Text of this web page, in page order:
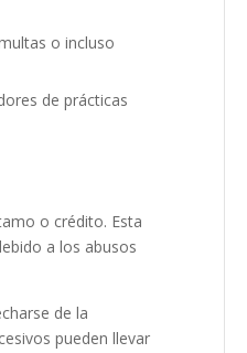
o incluso
de prácticas
o crédito. Esta
a los abusos
de la
pueden llevar